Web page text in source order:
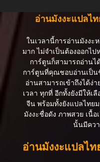
อ่านมังงะแปลไ
ในเวลานี้การอ่านมังง
มาก ไม่จำเป็นต้องออกไ
การ์ตูนก็สามารถอ่านไ
การ์ตูนที่คุณชอบอ่านเป็น
อ่านสามารถเข้าถึงได้ง่
เวลา ทุกที่ อีกทั้งยังมีให้เ
จีน พร้อมทั้งยังแปลไทย
มังงะชื่อดัง ภาพสวย เนื้อ
นั้นมีคว
อ่านมังงะแปลไ